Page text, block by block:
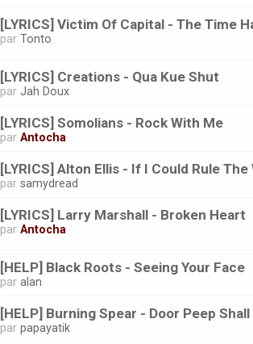
[LYRICS] Victim Of Capital - The Time
parTonto
[LYRICS] Creations - Qua Kue Shut
parJah Doux
[LYRICS] Somolians - Rock With Me
parAntocha
[LYRICS] Alton Ellis - If I Could Rule The
parsamydread
[LYRICS] Larry Marshall - Broken Heart
parAntocha
[HELP] Black Roots - Seeing Your Face
paralan
[HELP] Burning Spear - Door Peep
parpapayatik